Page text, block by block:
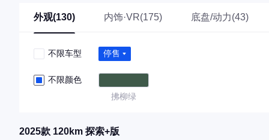
外观(130) 内饰·VR(175) 底盘/动力(43)
不限车型 停售
不限颜色
拂柳绿
2025款 120km 探索+版